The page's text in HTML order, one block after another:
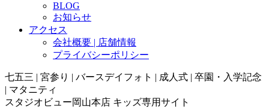
BLOG
お知らせ
アクセス
会社概要 | 店舗情報
プライバシーポリシー
七五三 | 宮参り | バースデイフォト | 成人式 | 卒園・入学記念
| マタニティ
スタジオビュー岡山本店 キッズ専用サイト